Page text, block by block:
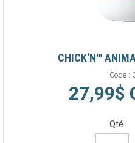
CHICK'N™
Code :
27,99$
Qté :